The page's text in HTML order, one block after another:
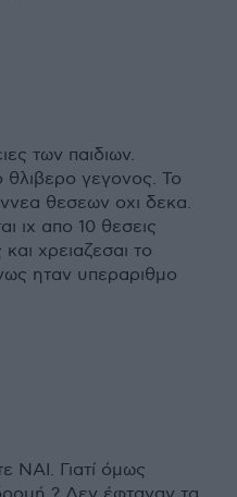
των παιδιων.
θλιβερο γεγονος. Το
θεσεων οχι δεκα.
ιχ απο 10 θεσεις
χρειαζεσαι το
ηταν υπεραριθμο
ΝΑΙ. Γιατί όμως